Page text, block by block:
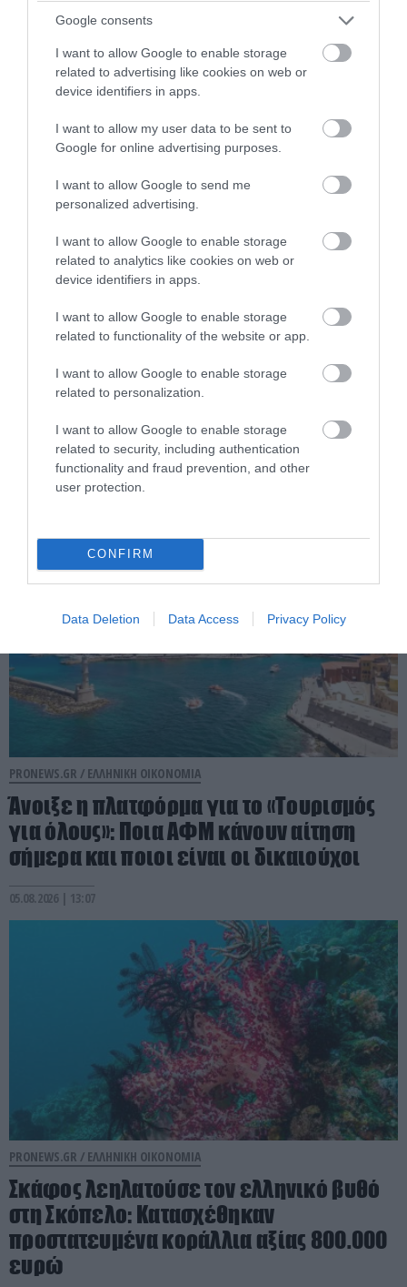
Google consents
I want to allow Google to enable storage
related to advertising like cookies on web or
device identifiers in apps.
I want to allow my user data to be sent to
Google for online advertising purposes.
I want to allow Google to send me
personalized advertising.
I want to allow Google to enable storage
related to analytics like cookies on web or
device identifiers in apps.
I want to allow Google to enable storage
related to functionality of the website or app.
I want to allow Google to enable storage
related to personalization.
I want to allow Google to enable storage
related to security, including authentication
functionality and fraud prevention, and other
user protection.
CONFIRM
Data Deletion Data Access Privacy Policy
PRONEWS.GR /
Jumbo: Από την εξυπηρέτηση… στη
χρέωση για ένα καρότσι!
05.08.2026 | 14:08
PRONEWS.GR /ΕΛΛΗΝΙΚΗ ΟΙΚΟΝΟΜΙΑ
e-ΕΦΚΑ: Πότε θα καταβληθεί το
Αδειοδωρόσημο Αυγούστου στους
οικοδόμους
PRONEWS.GR / ΕΛΛΗΝΙΚΗ ΟΙΚΟΝΟΜΙΑ
Άνοιξε η πλατφόρμα για το «Τουρισμός
για όλους»: Ποια ΑΦΜ κάνουν αίτηση
σήμερα και ποιοι είναι οι δικαιούχοι
05.08.2026 | 13:07
PRONEWS.GR / ΕΛΛΗΝΙΚΗ ΟΙΚΟΝΟΜΙΑ
Σκάφος λεηλατούσε τον ελληνικό βυθό
στη Σκόπελο: Κατασχέθηκαν
προστατευμένα κοράλλια αξίας 800.000
ευρώ